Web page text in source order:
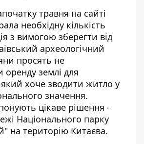
травня на сайті
необхідну кількість
з вимогою зберегти від
археологічний
просять не
оренду землі для
хоче зводити житло у
значення.
цікаве рішення -
Національного парку
на територію Китаєва.